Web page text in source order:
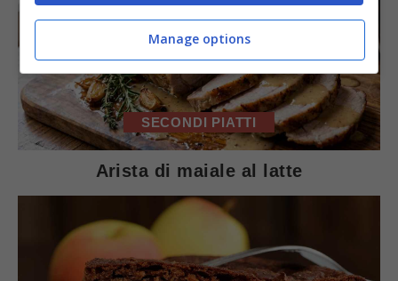
SECONDI PIATTI
Arista di maiale al latte
Manage options